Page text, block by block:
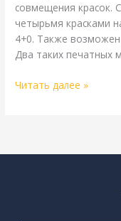
совмещения красок.
четырьмя красками
4+0. Также возможен
Два таких печатных
Читать далее »